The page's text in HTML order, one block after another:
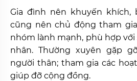
Gia đình nên khuyến khích,
cũng nên chủ động tham
nhóm lành mạnh, phù hợp với
nhân. Thường xuyên gặp
người thân; tham gia các
giúp đỡ cộng đồng.